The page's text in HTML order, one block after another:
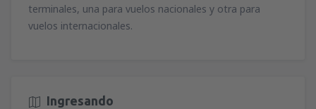
terminales, una para vuelos nacionales y otra para
vuelos internacionales.
Ingresando